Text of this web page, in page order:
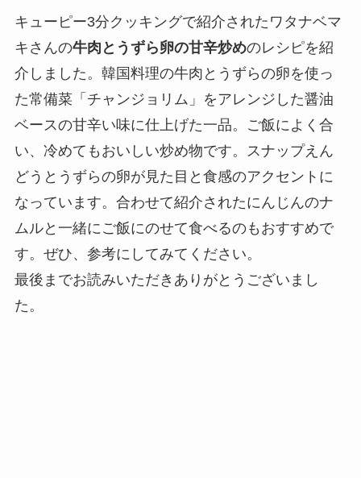
キューピー3分クッキングで紹介されたワタナベマ
キさんの牛肉とうずら卵の甘辛炒めのレシピを紹
介しました。韓国料理の牛肉とうずらの卵を使っ
た常備菜「チャンジョリム」をアレンジした醤油
ベースの甘辛い味に仕上げた一品。ご飯によく合
い、冷めてもおいしい炒め物です。スナップえん
どうとうずらの卵が見た目と食感のアクセントに
なっています。合わせて紹介されたにんじんのナ
ムルと一緒にご飯にのせて食べるのもおすすめで
す。ぜひ、参考にしてみてください。
最後までお読みいただきありがとうございまし
た。